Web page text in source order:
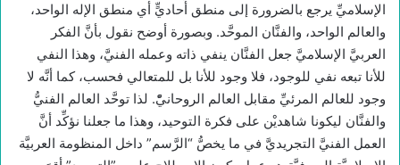
الإسلاميِّ يرجع بالضرورة إلى منطق أُحاديٍّ أي منطق الإله الواحد،
والعالم الواحد، والفنَّان الموحَّد. وبصورة أوضح نقول بأنَّ الفكر
العربيَّ الإسلاميَّ جعل الفنَّان ينفي ذاته وعمله الفنيَّ، وهذا النفي
للأنا تبعه نفي للوجود، فلا وجود للأنا بل للمتعالي فحسب، كما أنَّه لا
وجود للعالم المرئيِّ مقابل العالم الروحانيّْ. لذا توحَّد العالم الفنيُّ
والفنَّان ليكونا شاهديْن على فكرة التوحيد، وهذا ما جعلنا نؤكِّد أنَّ
العمل الفنيَّ التجريديَّ في ما يخصُّ “الرَّسم” داخل المنظومة العربيَّة